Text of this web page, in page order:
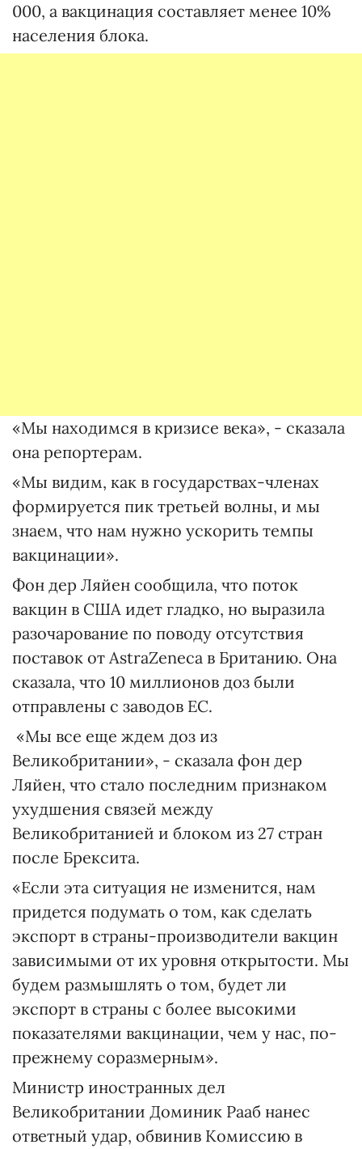
000, а вакцинация составляет менее 10%
населения блока.
«Мы находимся в кризисе века», - сказала
она репортерам.
«Мы видим, как в государствах-членах
формируется пик третьей волны, и мы
знаем, что нам нужно ускорить темпы
вакцинации».
Фон дер Ляйен сообщила, что поток
вакцин в США идет гладко, но выразила
разочарование по поводу отсутствия
поставок от AstraZeneca в Британию. Она
сказала, что 10 миллионов доз были
отправлены с заводов ЕС.
«Мы все еще ждем доз из
Великобритании», - сказала фон дер
Ляйен, что стало последним признаком
ухудшения связей между
Великобританией и блоком из 27 стран
после Брексита.
«Если эта ситуация не изменится, нам
придется подумать о том, как сделать
экспорт в страны-производители вакцин
зависимыми от их уровня открытости. Мы
будем размышлять о том, будет ли
экспорт в страны с более высокими
показателями вакцинации, чем у нас, по-
прежнему соразмерным».
Министр иностранных дел
Великобритании Доминик Рааб нанес
ответный удар, обвинив Комиссию в